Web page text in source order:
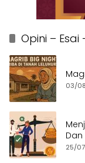
Opini – Esai
03/
Dan
25/